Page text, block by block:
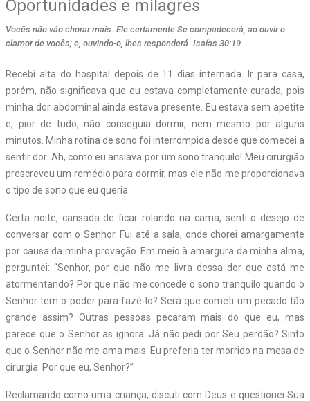
Oportunidades e milagres
Vocês não vão chorar mais. Ele certamente Se compadecerá, ao ouvir o
clamor de vocês; e, ouvindo-o, lhes responderá. Isaías 30:19
Recebi alta do hospital depois de 11 dias internada. Ir para casa,
porém, não significava que eu estava completamente curada, pois
minha dor abdominal ainda estava presente. Eu estava sem apetite
e, pior de tudo, não conseguia dormir, nem mesmo por alguns
minutos. Minha rotina de sono foi interrompida desde que comecei a
sentir dor. Ah, como eu ansiava por um sono tranquilo! Meu cirurgião
prescreveu um remédio para dormir, mas ele não me proporcionava
o tipo de sono que eu queria.
Certa noite, cansada de ficar rolando na cama, senti o desejo de
conversar com o Senhor. Fui até a sala, onde chorei amargamente
por causa da minha provação. Em meio à amargura da minha alma,
perguntei: “Senhor, por que não me livra dessa dor que está me
atormentando? Por que não me concede o sono tranquilo quando o
Senhor tem o poder para fazê-lo? Será que cometi um pecado tão
grande assim? Outras pessoas pecaram mais do que eu, mas
parece que o Senhor as ignora. Já não pedi por Seu perdão? Sinto
que o Senhor não me ama mais. Eu preferia ter morrido na mesa de
cirurgia. Por que eu, Senhor?”
Reclamando como uma criança, discuti com Deus e questionei Sua